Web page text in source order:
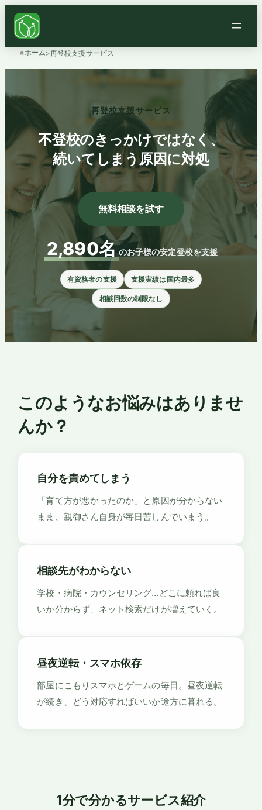
ホーム>再登校支援サービス
再登校支援サービス
不登校のきっかけではなく、
続いてしまう原因に対処
無料相談を試す
2,890名 のお子様の安定登校を支援
有資格者の支援 支援実績は国内最多
相談回数の制限なし
このようなお悩みはありませ
んか？
自分を責めてしまう
「育て方が悪かったのか」と原因が分からない
まま、親御さん自身が毎日苦しんでいまう。
相談先がわからない
学校・病院・カウンセリング…どこに頼れば良
いか分からず、ネット検索だけが増えていく。
昼夜逆転・スマホ依存
部屋にこもりスマホとゲームの毎日。昼夜逆転
が続き、どう対応すればいいか途方に暮れる。
1分で分かるサービス紹介